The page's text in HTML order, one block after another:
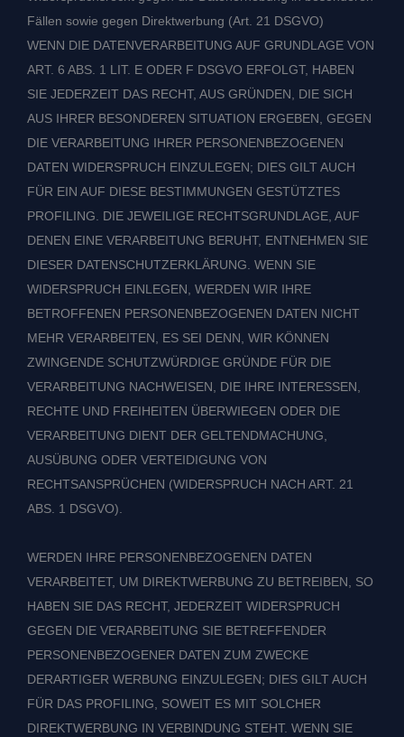
Fällen sowie gegen Direktwerbung (Art. 21 DSGVO)
WENN DIE DATENVERARBEITUNG AUF GRUNDLAGE VON
ART. 6 ABS. 1 LIT. E ODER F DSGVO ERFOLGT, HABEN
SIE JEDERZEIT DAS RECHT, AUS GRÜNDEN, DIE SICH
AUS IHRER BESONDEREN SITUATION ERGEBEN, GEGEN
DIE VERARBEITUNG IHRER PERSONENBEZOGENEN
DATEN WIDERSPRUCH EINZULEGEN; DIES GILT AUCH
FÜR EIN AUF DIESE BESTIMMUNGEN GESTÜTZTES
PROFILING. DIE JEWEILIGE RECHTSGRUNDLAGE, AUF
DENEN EINE VERARBEITUNG BERUHT, ENTNEHMEN SIE
DIESER DATENSCHUTZERKLÄRUNG. WENN SIE
WIDERSPRUCH EINLEGEN, WERDEN WIR IHRE
BETROFFENEN PERSONENBEZOGENEN DATEN NICHT
MEHR VERARBEITEN, ES SEI DENN, WIR KÖNNEN
ZWINGENDE SCHUTZWÜRDIGE GRÜNDE FÜR DIE
VERARBEITUNG NACHWEISEN, DIE IHRE INTERESSEN,
RECHTE UND FREIHEITEN ÜBERWIEGEN ODER DIE
VERARBEITUNG DIENT DER GELTENDMACHUNG,
AUSÜBUNG ODER VERTEIDIGUNG VON
RECHTSANSPRÜCHEN (WIDERSPRUCH NACH ART. 21
ABS. 1 DSGVO).
WERDEN IHRE PERSONENBEZOGENEN DATEN
VERARBEITET, UM DIREKTWERBUNG ZU BETREIBEN, SO
HABEN SIE DAS RECHT, JEDERZEIT WIDERSPRUCH
GEGEN DIE VERARBEITUNG SIE BETREFFENDER
PERSONENBEZOGENER DATEN ZUM ZWECKE
DERARTIGER WERBUNG EINZULEGEN; DIES GILT AUCH
FÜR DAS PROFILING, SOWEIT ES MIT SOLCHER
DIREKTWERBUNG IN VERBINDUNG STEHT. WENN SIE